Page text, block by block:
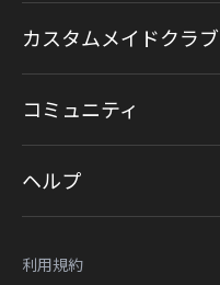
カスタムメイドクラブ
コミュニティ
ヘルプ
利用規約